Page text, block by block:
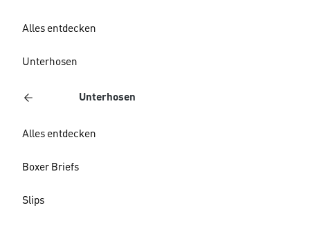
Alles entdecken
Unterhosen
Unterhosen
Alles entdecken
Boxer Briefs
Slips